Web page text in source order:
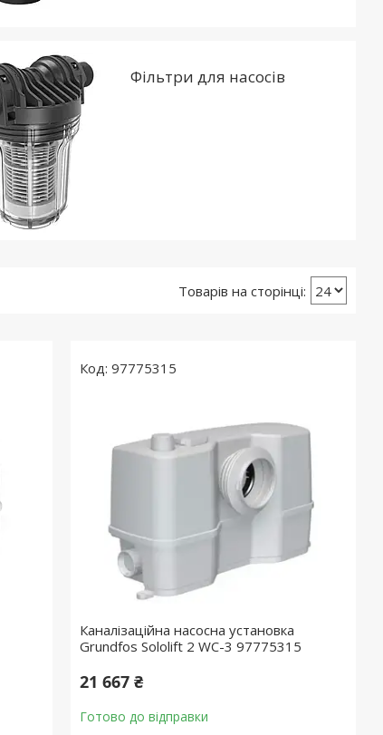
Фільтри для насосів
97775315
Каналізаційна насосна установка
Grundfos Sololift 2 WC-3 97775315
21 667 ₴
Готово до відправки